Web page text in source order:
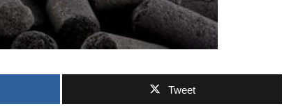
Tweet